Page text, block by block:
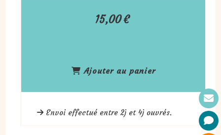
15,00€
Ajouter au panier
Envoi effectué entre 2j et 4j ouvrés.